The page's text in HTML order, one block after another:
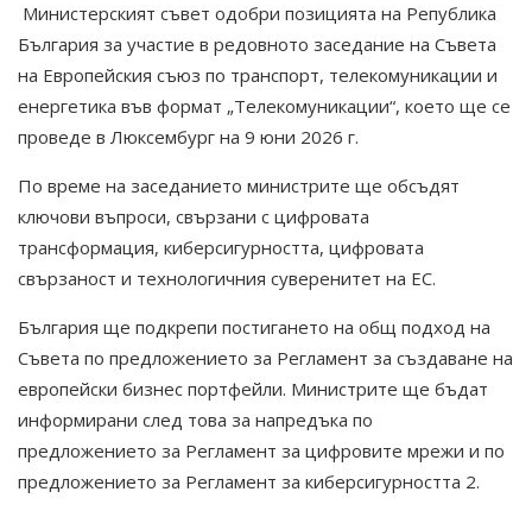
Министерският съвет одобри позицията на Република
България за участие в редовното заседание на Съвета
на Европейския съюз по транспорт, телекомуникации и
енергетика във формат „Телекомуникации“, което ще се
проведе в Люксембург на 9 юни 2026 г.
По време на заседанието министрите ще обсъдят
ключови въпроси, свързани с цифровата
трансформация, киберсигурността, цифровата
свързаност и технологичния суверенитет на ЕС.
България ще подкрепи постигането на общ подход на
Съвета по предложението за Регламент за създаване на
европейски бизнес портфейли. Министрите ще бъдат
информирани след това за напредъка по
предложението за Регламент за цифровите мрежи и по
предложението за Регламент за киберсигурността 2.